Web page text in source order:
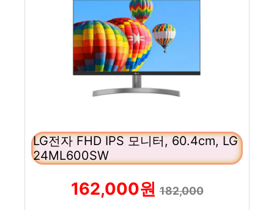
LG전자 FHD IPS 모니터, 60.4cm, LG
24ML600SW
162,000원182,000